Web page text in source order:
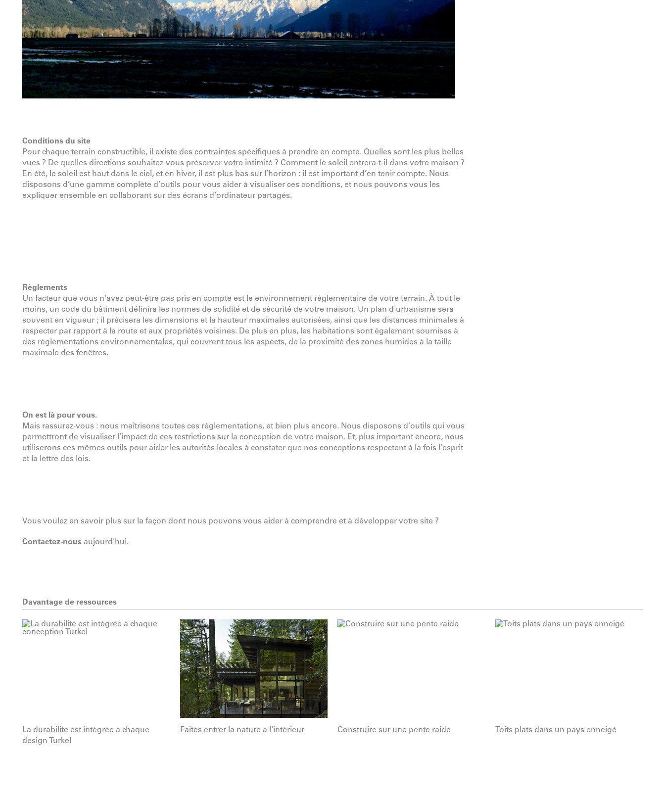
Conditions du site
Pour chaque terrain constructible, il existe des contraintes spécifiques à prendre en compte. Quelles sont les plus belles
vues ? De quelles directions souhaitez-vous préserver votre intimité ? Comment le soleil entrera-t-il dans votre maison ?
En été, le soleil est haut dans le ciel, et en hiver, il est plus bas sur l’horizon : il est important d’en tenir compte. Nous
disposons d’une gamme complète d’outils pour vous aider à visualiser ces conditions, et nous pouvons vous les
expliquer ensemble en collaborant sur des écrans d’ordinateur partagés.
Règlements
Un facteur que vous n'avez peut-être pas pris en compte est le environnement réglementaire de votre terrain. À tout le
moins, un code du bâtiment définira les normes de solidité et de sécurité de votre maison. Un plan d'urbanisme sera
souvent en vigueur ; il précisera les dimensions et la hauteur maximales autorisées, ainsi que les distances minimales à
respecter par rapport à la route et aux propriétés voisines. De plus en plus, les habitations sont également soumises à
des réglementations environnementales, qui couvrent tous les aspects, de la proximité des zones humides à la taille
maximale des fenêtres.
On est là pour vous.
Mais rassurez-vous : nous maîtrisons toutes ces réglementations, et bien plus encore. Nous disposons d’outils qui vous
permettront de visualiser l’impact de ces restrictions sur la conception de votre maison. Et, plus important encore, nous
utiliserons ces mêmes outils pour aider les autorités locales à constater que nos conceptions respectent à la fois l’esprit
et la lettre des lois.
Vous voulez en savoir plus sur la façon dont nous pouvons vous aider à comprendre et à développer votre site ?
Contactez-nous aujourd'hui.
Davantage de ressources
La durabilité est intégrée à chaque
design Turkel
Faites entrer la nature à l'intérieur Construire sur une pente raide Toits plats dans un pays enneigé